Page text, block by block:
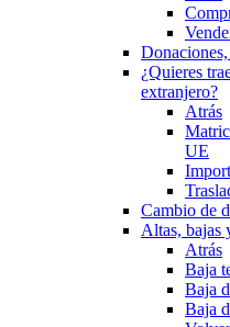
¿Quieres
extranjero?
Atrás
UE
Cambio de
Altas, bajas
Atrás
Baja
Baja
Baja